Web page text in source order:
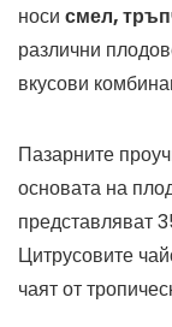
носи смел,
различни
вкусови
Пазарните
основата на
представляват
Цитрусовите
чаят от